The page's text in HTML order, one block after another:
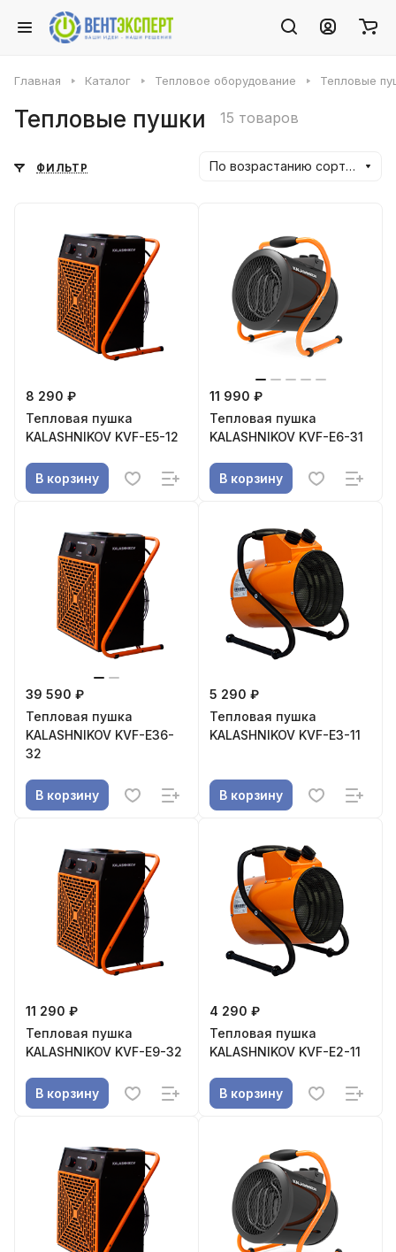
Главная Каталог Тепловое оборудование Тепловые
Тепловые пушки 15 товаров
ФИЛЬТР По возрастанию сортировки
8 290 ₽
Тепловая пушка
KALASHNIKOV KVF-E5-12
В корзину
11 990 ₽
Тепловая пушка
KALASHNIKOV KVF-E6-31
В корзину
39 590 ₽
Тепловая пушка
KALASHNIKOV KVF-E36-
32
В корзину
5 290 ₽
Тепловая пушка
KALASHNIKOV KVF-E3-11
В корзину
11 290 ₽
Тепловая пушка
KALASHNIKOV KVF-E9-32
В корзину
4 290 ₽
Тепловая пушка
KALASHNIKOV KVF-E2-11
В корзину